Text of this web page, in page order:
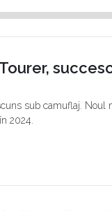
sub camuflaj. Noul
2024.